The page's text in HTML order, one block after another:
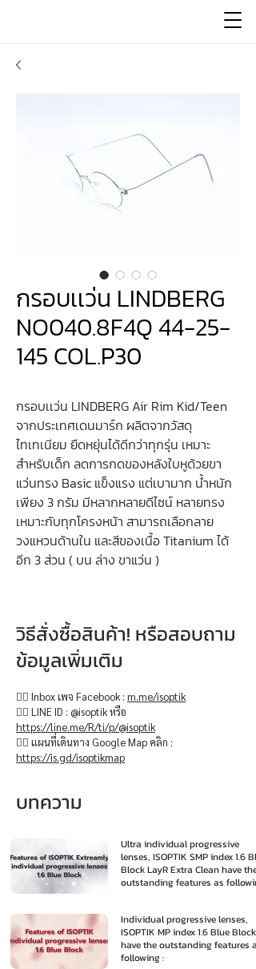
กรอบเเว่น LINDBERG
NO040.8F4Q 44-25-
145 COL.P30
กรอบเเว่น LINDBERG Air Rim Kid/Teen
จากประเทศเดนมาร์ก ผลิตจากวัสดุ
ไทเทเนียม ยืดหยุ่นได้ดีกว่าทุกรุ่น เหมาะ
สำหรับเด็ก ลดการกดของหลังใบหูด้วยขา
แว่นทรง Basic แข็งแรง แต่เบามาก น้ำหนัก
เพียง 3 กรัม มีหลากหลายดีไซน์ หลายทรง
เหมาะกับทุกโครงหน้า สามารถเลือกลาย
วงแหวนด้านใน และสีของเนื้อ Titanium ได้
อีก 3 ส่วน ( บน ล่าง ขาแว่น )
วิธีสั่งซื้อสินค้า! หรือสอบถาม
ข้อมูลเพิ่มเติม
👉🏻 Inbox เพจ Facebook : m.me/isoptik
👉🏻 LINE ID : @isoptik หรือ
https://line.me/R/ti/p/@isoptik
👉🏻 แผนที่เดินทาง Google Map คลิก :
https://is.gd/isoptikmap
บทความ
Ultra individual progressive
lenses, ISOPTIK SMP index 1.6
Block LayR Extra Clean have the
outstanding features as
Individual progressive lenses,
ISOPTIK MP index 1.6 Blue Block
have the outstanding features as
following :